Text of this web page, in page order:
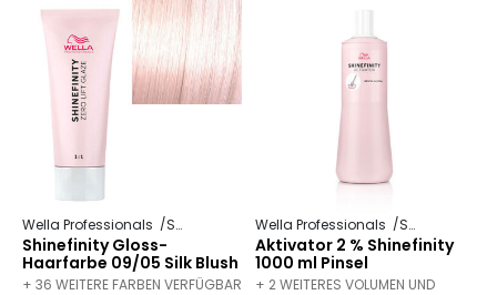
Wella Professionals Shinefinity
Shinefinity Gloss-
Haarfarbe 09/05 Silk Blush
+ 36 WEITERE FARBEN VERFÜGBAR
Wella Professionals Shinefinity
Aktivator 2 % Shinefinity
1000 ml Pinsel
+ 2 WEITERES VOLUMEN UND